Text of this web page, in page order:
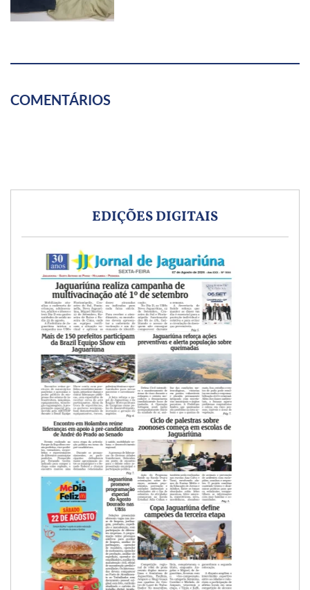
COMENTÁRIOS
EDIÇÕES DIGITAIS